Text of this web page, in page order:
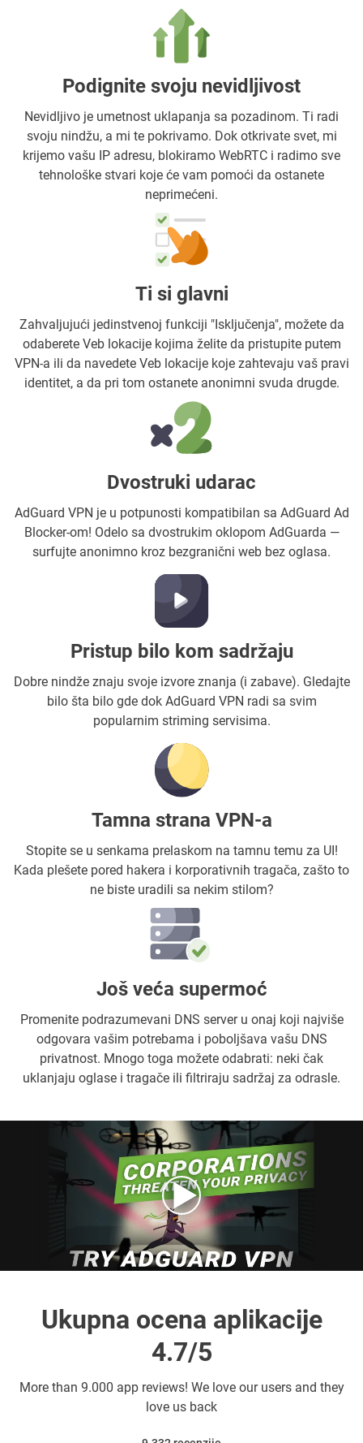
Podignite svoju nevidljivost
Nevidljivo je umetnost uklapanja sa pozadinom. Ti radi
svoju nindžu, a mi te pokrivamo. Dok otkrivate svet, mi
krijemo vašu IP adresu, blokiramo WebRTC i radimo sve
tehnološke stvari koje će vam pomoći da ostanete
neprimećeni.
Ti si glavni
Zahvaljujući jedinstvenoj funkciji "Isključenja", možete da
odaberete Veb lokacije kojima želite da pristupite putem
VPN-a ili da navedete Veb lokacije koje zahtevaju vaš pravi
identitet, a da pri tom ostanete anonimni svuda drugde.
Dvostruki udarac
AdGuard VPN je u potpunosti kompatibilan sa AdGuard Ad
Blocker-om! Odelo sa dvostrukim oklopom AdGuarda —
surfujte anonimno kroz bezgranični web bez oglasa.
Pristup bilo kom sadržaju
Dobre nindže znaju svoje izvore znanja (i zabave). Gledajte
bilo šta bilo gde dok AdGuard VPN radi sa svim
popularnim striming servisima.
Tamna strana VPN-a
Stopite se u senkama prelaskom na tamnu temu za UI!
Kada plešete pored hakera i korporativnih tragača, zašto to
ne biste uradili sa nekim stilom?
Još veća supermoć
Promenite podrazumevani DNS server u onaj koji najviše
odgovara vašim potrebama i poboljšava vašu DNS
privatnost. Mnogo toga možete odabrati: neki čak
uklanjaju oglase i tragače ili filtriraju sadržaj za odrasle.
Ukupna ocena aplikacije
4.7/5
More than 9.000 app reviews! We love our users and they
love us back